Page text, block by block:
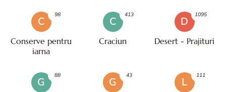
C
Conserve pentru
iarna
98
C
Craciun
413
D
Desert - Prajituri
1095
G
88
G
43
L
111